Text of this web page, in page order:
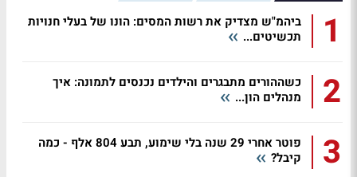
1
ביהמ"ש מצדיק את רשות המסים: הונו של בעלי חנויות
תכשיטים...
2
כשההורים מתבגרים והילדים נכנסים לתמונה: איך
מנהלים הון...
3
פוטר אחרי 29 שנה בלי שימוע, תבע 804 אלף - כמה
קיבל?